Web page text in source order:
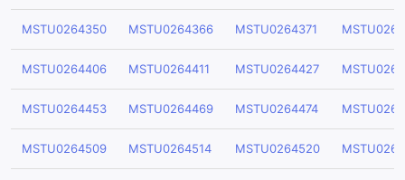
MSTU0264350 MSTU0264366 MSTU0264371
MSTU0264406 MSTU0264411 MSTU0264427
MSTU0264453 MSTU0264469 MSTU0264474
MSTU0264509 MSTU0264514 MSTU0264520